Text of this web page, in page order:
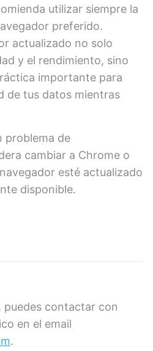
utilizar siempre la
preferido.
actualizado no solo
y el rendimiento, sino
importante para
de tus datos mientras
problema de
cambiar a Chrome o
esté actualizado
disponible.
puedes contactar con
en el email
.